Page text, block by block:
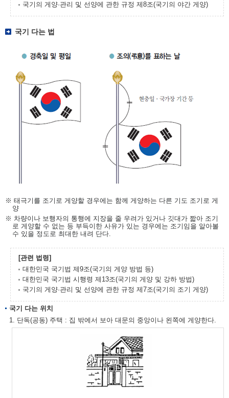
국기의 게양·관리 및 선양에 관한 규정 제8조(국기의 야간 게양)
국기 다는 법
※ 태극기를 조기로 게양할 경우에는 함께 게양하는 다른 기도 조기로 게
양
※ 차량이나 보행자의 통행에 지장을 줄 우려가 있거나 깃대가 짧아 조기
로 게양할 수 없는 등 부득이한 사유가 있는 경우에는 조기임을 알아볼
수 있을 정도로 최대한 내려 단다.
[관련 법령]
대한민국 국기법 제9조(국기의 게양 방법 등)
대한민국 국기법 시행령 제13조(국기의 게양 및 강하 방법)
국기의 게양·관리 및 선양에 관한 규정 제7조(국기의 조기 게양)
국기 다는 위치
1. 단독(공동) 주택 : 집 밖에서 보아 대문의 중앙이나 왼쪽에 게양한다.